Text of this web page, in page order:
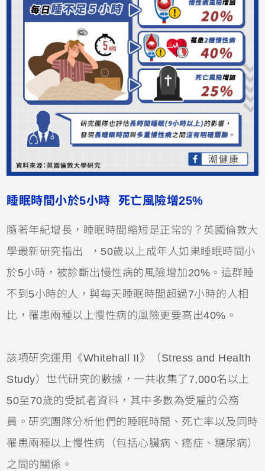
睡眠時間小於5小時 死亡風險增25%
隨著年紀增長，睡眠時間縮短是正常的？英國倫敦大
學最新研究指出 ，50歲以上成年人如果睡眠時間小
於5小時，被診斷出慢性病的風險增加20%。這群睡
不到5小時的人，與每天睡眠時間超過7小時的人相
比，罹患兩種以上慢性病的風險更要高出40%。
該項研究運用《Whitehall II》（Stress and Health
Study）世代研究的數據，一共收集了7,000名以上
50至70歲的受試者資料，其中多數為受雇的公務
員。研究團隊分析他們的睡眠時間、死亡率以及同時
罹患兩種以上慢性病（包括心臟病、癌症、糖尿病）
之間的關係。